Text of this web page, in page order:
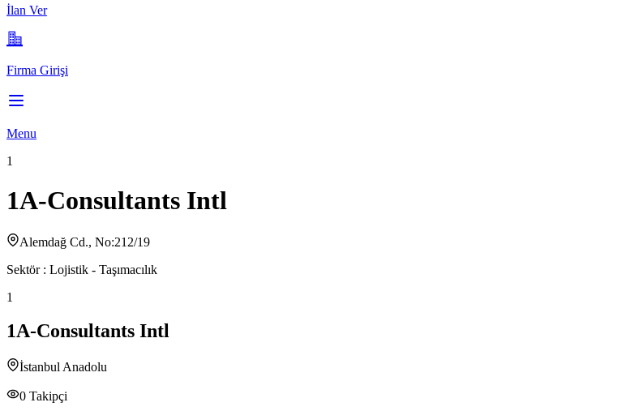
İlan Ver
Firma Girişi
Menu
1
1A-Consultants Intl
Alemdağ Cd., No:212/19
Sektör : Lojistik - Taşımacılık
1
1A-Consultants Intl
İstanbul Anadolu
0 Takipçi